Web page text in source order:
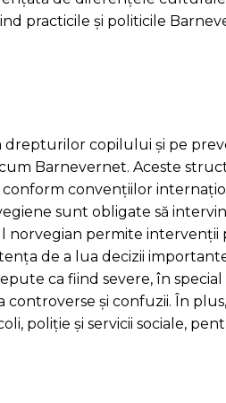
practicile și politicile
drepturilor copilului și pe
Barnevernet. Aceste
convențiilor
sunt obligate să
norvegian permite intervenții
de a lua decizii
ca fiind severe, în
și confuzii. În plus,
poliție și servicii sociale,